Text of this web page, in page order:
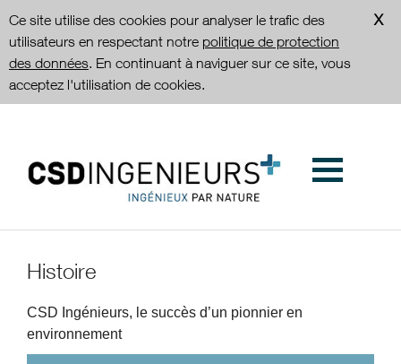
Ce site utilise des cookies pour analyser le trafic des
utilisateurs en respectant notre politique de protection
des données. En continuant à naviguer sur ce site, vous
acceptez l'utilisation de cookies.
Histoire
CSD Ingénieurs, le succès d’un pionnier en
environnement